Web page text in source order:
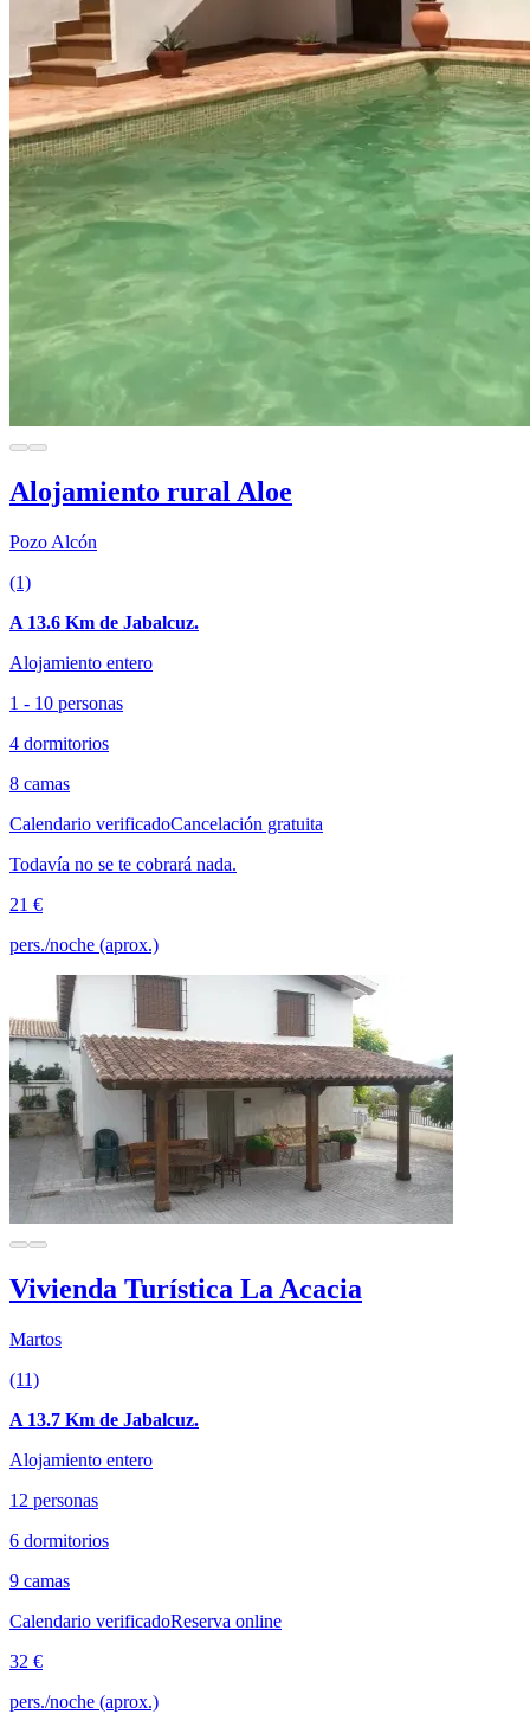
Alojamiento rural Aloe
Pozo Alcón
(1)
A 13.6 Km de Jabalcuz.
Alojamiento entero
1 - 10 personas
4 dormitorios
8 camas
Calendario verificadoCancelación gratuita
Todavía no se te cobrará nada.
21 €
pers./noche (aprox.)
Vivienda Turística La Acacia
Martos
(11)
A 13.7 Km de Jabalcuz.
Alojamiento entero
12 personas
6 dormitorios
9 camas
Calendario verificadoReserva online
32 €
pers./noche (aprox.)